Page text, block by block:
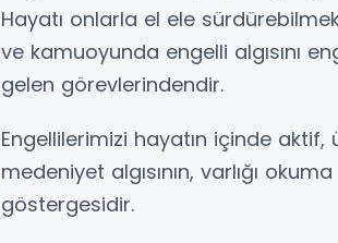
Hayatı onlarla el ele
ve kamuoyunda engelli algısını
gelen görevlerindendir.
Engellilerimizi hayatın içinde
medeniyet algısının, varlığı
göstergesidir.